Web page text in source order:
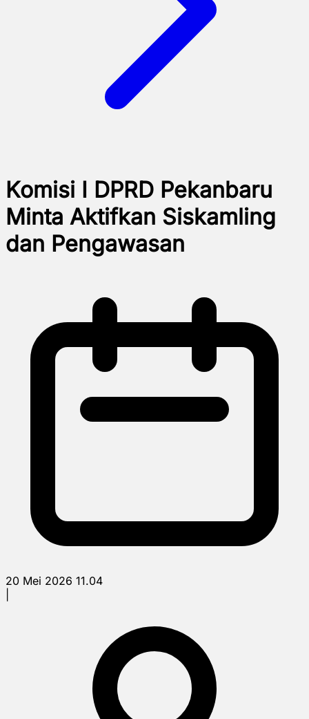
Komisi I DPRD Pekanbaru
Minta Aktifkan Siskamling
dan Pengawasan
20 Mei 2026 11.04